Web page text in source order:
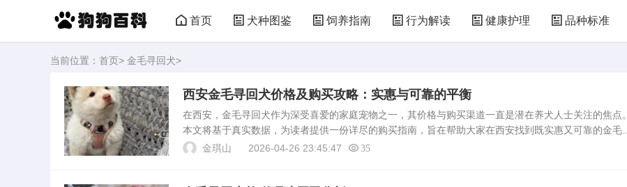
首页 犬种图鉴 饲养指南 行为解读 健康护理 品种标准
当前位置： 首页> 金毛寻回犬>
西安金毛寻回犬价格及购买攻略：实惠与可靠的平衡
在西安，金毛寻回犬作为深受喜爱的家庭宠物之一，其价格与购买渠道一直是潜在养犬人士关注的焦点。
本文将基于真实数据，为读者提供一份详尽的购买指南，旨在帮助大家在西安找到既实惠又可靠的金毛寻
回犬。 金毛寻回犬市场概况在西安，金毛寻回犬的价格受多种因素影响，包括血统纯正度、年龄、性
金琪山 2026-04-26 23:45:47 35